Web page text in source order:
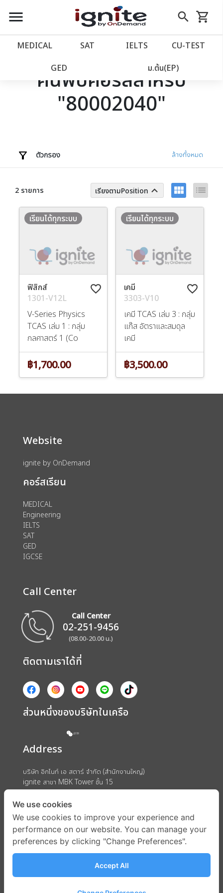
close
account_balance หน้าแรก
เว็บไซต์อิกไนท์
โปรโมชั่น
account_circle เข้าสู่ระบบ
menu search
Skip
to
shopping_cart
รถเข็น
MEDICAL SAT IELTS CU‑TEST
GED ม.ต้น(EP)
ค้นพบคอร์สสำหรับ
"80002040"
ตัวกรอง ล้างทั้งหมด
2 รายการ เรียงตามPosition keyboard_arrow_up view_module list
favorite_border
ฟิสิกส์
1301-V12L
V-Series Physics
TCAS เล่ม 1 : กลุ่ม
กลศาสตร์ 1 (Co
เรียนได้ทุกระบบ
฿1,700.00
favorite_border
เคมี
3303-V10
เคมี TCAS เล่ม 3 : กลุ่ม
แก๊ส อัตราและสมดุล
เคมี
เรียนได้ทุกระบบ
฿3,500.00
Website
ignite by OnDemand
คอร์สเรียน
MEDICAL
Engineering
IELTS
SAT
GED
IGCSE
Call Center
Call Center
02-251-9456
(08.00-20.00 น.)
ติดตามเราได้ที่
ส่วนหนึ่งของบริษัทในเครือ
Address
บริษัท อิกไนท์ เอ สตาร์ จำกัด (สำนักงานใหญ่)
ignite สาขา MBK Tower ชั้น 15
ถนนพญาไท แขวงวังใหม่ เขตปทุมวัน กรุงเทพมหานคร 10330
We use cookies
We use cookies to improve your experience and
performance on our website. You can manage your
preferences by clicking "Change Preferences".
Accept All